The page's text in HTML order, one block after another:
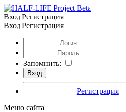
Вход|Регистрация
Вход|Регистрация
Запомнить:
Регистрация
Меню сайта